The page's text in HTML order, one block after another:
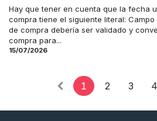
Hay que tener en cuenta que la fecha
compra tiene el siguiente literal:
de compra debería ser validado y
compra para...
15/07/2026
1 2 3 4